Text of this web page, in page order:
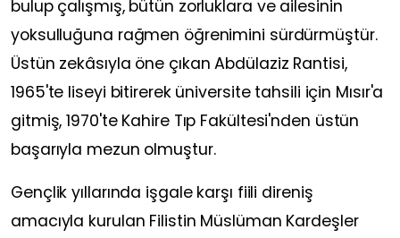
bulup çalışmış, bütün zorluklara ve ailesinin
yoksulluğuna rağmen öğrenimini sürdürmüştür.
Üstün zekâsıyla öne çıkan Abdülaziz Rantisi,
1965'te liseyi bitirerek üniversite tahsili için Mısır'a
gitmiş, 1970'te Kahire Tıp Fakültesi'nden üstün
başarıyla mezun olmuştur.
Gençlik yıllarında işgale karşı fiili direniş
amacıyla kurulan Filistin Müslüman Kardeşler